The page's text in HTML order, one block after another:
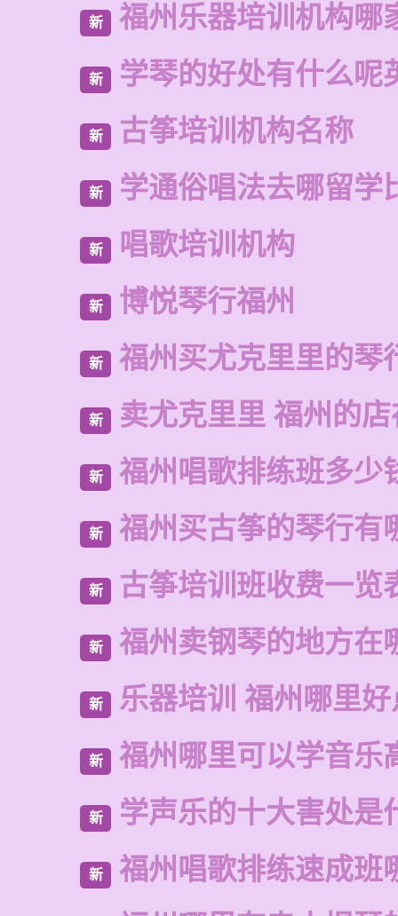
新 福州乐器培训机构哪
新 学琴的好处有什么呢
新 古筝培训机构名称
新 学通俗唱法去哪留学
新 唱歌培训机构
新 博悦琴行福州
新 福州买尤克里里的琴
新 卖尤克里里 福州的
新 福州唱歌排练班多少
新 福州买古筝的琴行有
新 古筝培训班收费一览
新 福州卖钢琴的地方在
新 乐器培训 福州哪里
新 福州哪里可以学音乐
新 学声乐的十大害处是
新
福州唱歌排练速成班